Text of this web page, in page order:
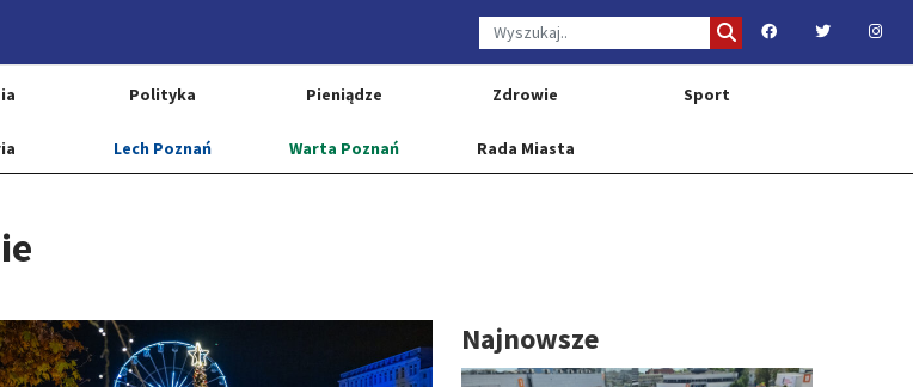
Polityka Pieniądze Zdrowie Sport
Lech Poznań Warta Poznań Rada Miasta
Najnowsze